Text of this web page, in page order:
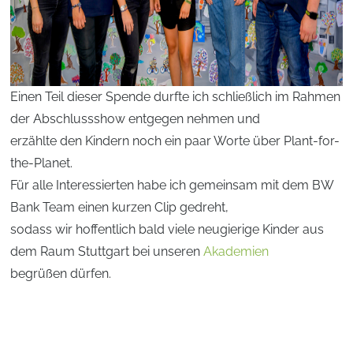
Einen Teil dieser Spende durfte ich schließlich im Rahmen
der Abschlussshow entgegen nehmen und
erzählte den Kindern noch ein paar Worte über Plant-for-
the-Planet.
Für alle Interessierten habe ich gemeinsam mit dem BW
Bank Team einen kurzen Clip gedreht,
sodass wir hoffentlich bald viele neugierige Kinder aus
dem Raum Stuttgart bei unserenAkademien
begrüßen dürfen.